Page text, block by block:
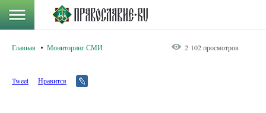
Главная Мониторинг СМИ 2 102 просмотров
Tweet Нравится